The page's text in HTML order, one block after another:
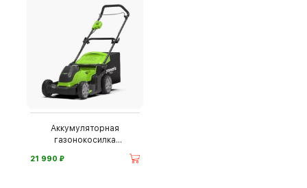
Аккумуляторная
газонокосилка
21 990 ⃏